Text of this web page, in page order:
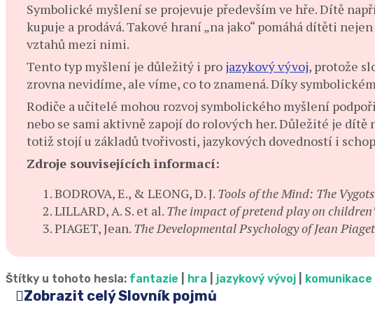
Symbolické myšlení se projevuje především ve hře. Dítě
kupuje a prodává. Takové hraní „na jako“ pomáhá dítěti
vztahů mezi nimi.
Tento typ myšlení je důležitý i pro jazykový vývoj, protože
zrovna nevidíme, ale víme, co to znamená. Díky
Rodiče a učitelé mohou rozvoj symbolického myšlení
nebo se sami aktivně zapojí do rolových her. Důležité je
totiž stojí u základů tvořivosti, jazykových dovedností i
Zdroje souvisejících informací:
BODROVA, E., & LEONG, D. J. Tools of the Mind: The
LILLARD, A. S. et al. The impact of pretend play on
PIAGET, Jean. The Developmental Psychology of Jean Piaget
Štítky u tohoto hesla: fantazie hra jazykový vývoj komunikace
Zobrazit celý Slovník pojmů